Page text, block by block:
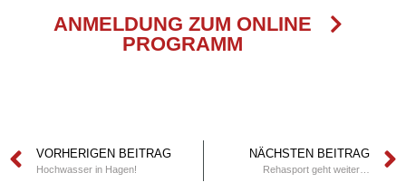
ANMELDUNG ZUM ONLINE
PROGRAMM
VORHERIGEN BEITRAG
Hochwasser in Hagen!
NÄCHSTEN BEITRAG
Rehasport geht weiter…